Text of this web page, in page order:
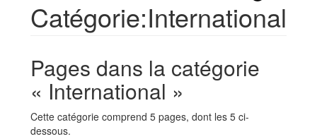
Catégorie:International
Pages dans la catégorie
« International »
Cette catégorie comprend 5 pages, dont les 5 ci-
dessous.